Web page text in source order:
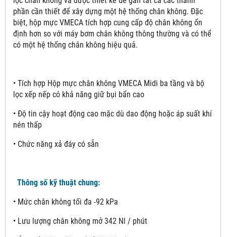
phần cần thiết để xây dựng một hệ thống chân không. Đặc
biệt, hộp mực VMECA tích hợp cung cấp độ chân không ổn
định hơn so với máy bơm chân không thông thường và có thể
có một hệ thống chân không hiệu quả.
• Tích hợp Hộp mực chân không VMECA Midi ba tầng và bộ
lọc xếp nếp có khả năng giữ bụi bẩn cao
• Độ tin cậy hoạt động cao mặc dù dao động hoặc áp suất khí
nén thấp
• Chức năng xả đáy có sẵn
Thông số kỹ thuật chung:
• Mức chân không tối đa -92 kPa
• Lưu lượng chân không mở 342 Nl / phút